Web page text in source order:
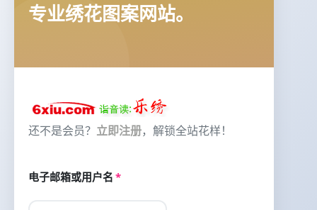
专业绣花图案网站。
还不是会员？ 立即注册，解锁全站花样！
电子邮箱或用户名 *